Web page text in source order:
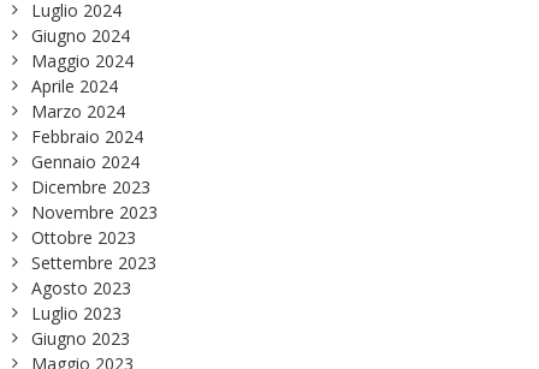
Luglio 2024
Giugno 2024
Maggio 2024
Aprile 2024
Marzo 2024
Febbraio 2024
Gennaio 2024
Dicembre 2023
Novembre 2023
Ottobre 2023
Settembre 2023
Agosto 2023
Luglio 2023
Giugno 2023
Maggio 2023